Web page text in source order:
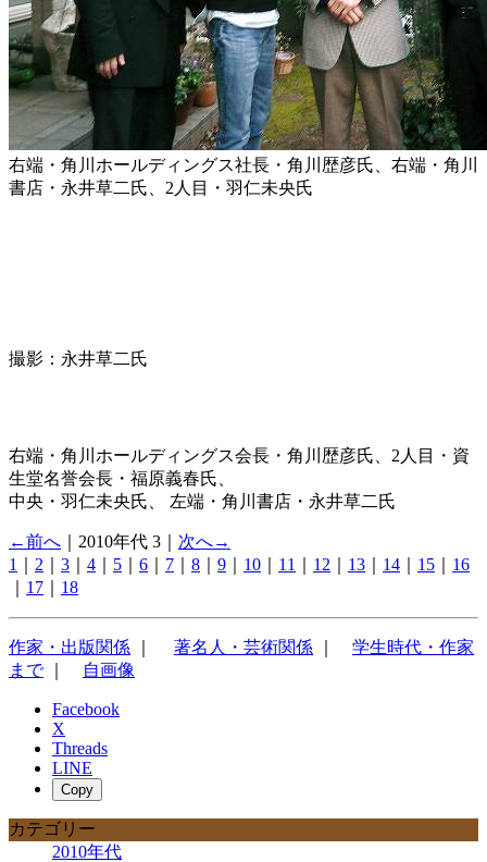
右端・角川ホールディングス社長・角川歴彦氏、右端・角川
書店・永井草二氏、2人目・羽仁未央氏
撮影：永井草二氏
右端・角川ホールディングス会長・角川歴彦氏、2人目・資
生堂名誉会長・福原義春氏、
中央・羽仁未央氏、 左端・角川書店・永井草二氏
←前へ ｜2010年代 3｜ 次へ→
1
2 3 4 5 6 7 8 9 10 11 12 13 14 15
16
17 18
作家・出版関係 著名人・芸術関係
学生時代・作家
まで｜ 自画像
Facebook
X
Threads
LINE
Copy
カテゴリー
2010年代